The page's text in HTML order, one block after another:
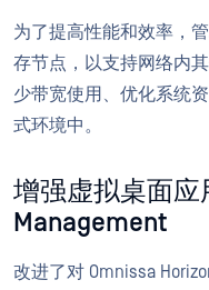
为了提高性能和效率，
存节点，以支持网络内
少带宽使用、优化系统
式环境中。
增强虚拟桌面
Management
改进了对 Omnissa